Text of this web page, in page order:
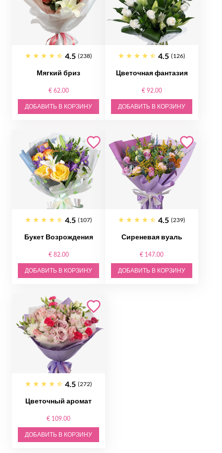
4.5 (238)
Мягкий бриз
€ 62.00
ДОБАВИТЬ В КОРЗИНУ
4.5 (126)
Цветочная фантазия
€ 92.00
ДОБАВИТЬ В КОРЗИНУ
4.5 (107)
Букет Возрождения
€ 82.00
ДОБАВИТЬ В КОРЗИНУ
4.5 (239)
Сиреневая вуаль
€ 147.00
ДОБАВИТЬ В КОРЗИНУ
4.5 (272)
Цветочный аромат
€ 109.00
ДОБАВИТЬ В КОРЗИНУ